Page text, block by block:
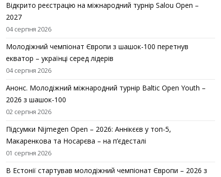
Відкрито реєстрацію на міжнародний турнір Salou Open –
2027
04 серпня 2026
Молодіжний чемпіонат Європи з шашок-100 перетнув
екватор – українці серед лідерів
04 серпня 2026
Анонс. Молодіжний міжнародний турнір Baltic Open Youth –
2026 з шашок-100
02 серпня 2026
Підсумки Nijmegen Open – 2026: Аннікєєв у топ-5,
Макаренкова та Носарєва – на п’єдесталі
01 серпня 2026
В Естонії стартував молодіжний чемпіонат Європи – 2026 з